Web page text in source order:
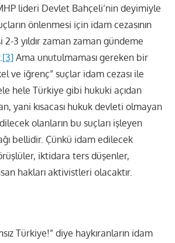
lideri Devlet Bahçeli’nin deyimiyle
önlenmesi için idam cezasının
3 yıldır zaman zaman gündeme
[3]Ama unutulmaması gereken bir
ve iğrenç” suçlar idam cezası ile
hele Türkiye gibi hukuki açıdan
yani kısacası hukuk devleti olmayan
olanların bu suçları işleyen
bellidir. Çünkü idam edilecek
iktidara ters düşenler,
hakları aktivistleri olacaktır.
Türkiye!” diye haykıranların idam